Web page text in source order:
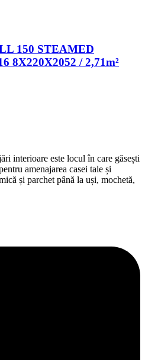
150 STEAMED
8X220X2052 / 2,71m²
interioare este locul în care găsești
amenajarea casei tale și
și parchet până la uși, mochetă,